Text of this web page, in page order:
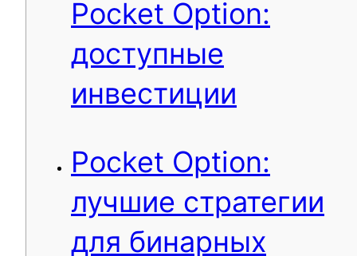
Pocket Option:
доступные
инвестиции
Pocket Option:
лучшие стратегии
для бинарных